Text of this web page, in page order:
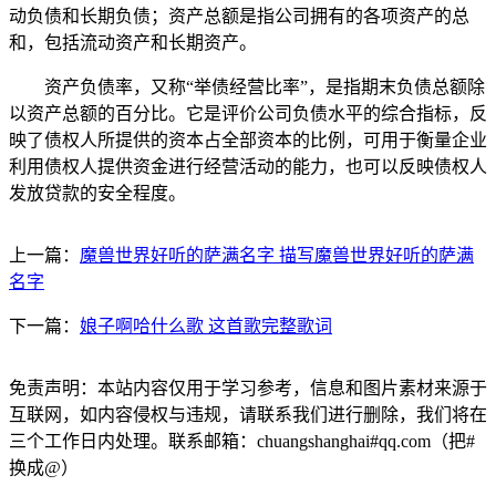
动负债和长期负债；资产总额是指公司拥有的各项资产的总
和，包括流动资产和长期资产。
资产负债率，又称“举债经营比率”，是指期末负债总额除
以资产总额的百分比。它是评价公司负债水平的综合指标，反
映了债权人所提供的资本占全部资本的比例，可用于衡量企业
利用债权人提供资金进行经营活动的能力，也可以反映债权人
发放贷款的安全程度。
上一篇： 魔兽世界好听的萨满名字 描写魔兽世界好听的萨满
名字
下一篇： 娘子啊哈什么歌 这首歌完整歌词
免责声明：本站内容仅用于学习参考，信息和图片素材来源于
互联网，如内容侵权与违规，请联系我们进行删除，我们将在
三个工作日内处理。联系邮箱：chuangshanghai#qq.com（把#
换成@）